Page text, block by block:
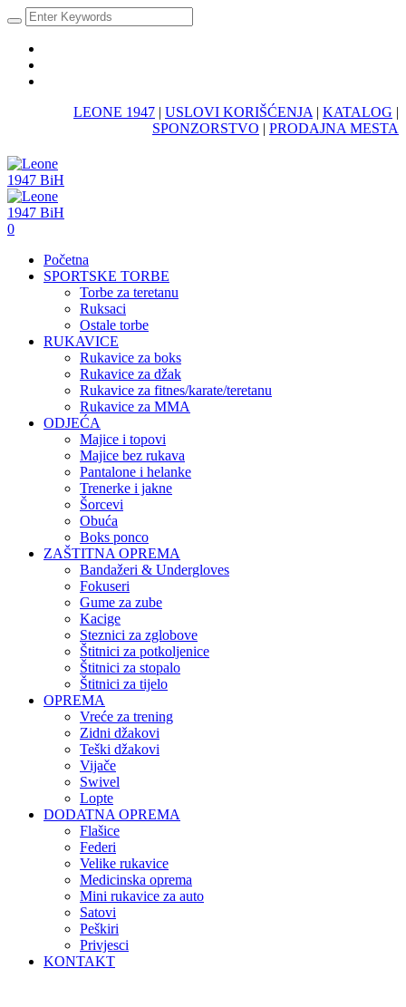
LEONE 1947 | USLOVI KORIŠĆENJA | KATALOG |
SPONZORSTVO | PRODAJNA MESTA
0
Početna
SPORTSKE TORBE
Torbe za teretanu
Ruksaci
Ostale torbe
RUKAVICE
Rukavice za boks
Rukavice za džak
Rukavice za fitnes/karate/teretanu
Rukavice za MMA
ODJEĆA
Majice i topovi
Majice bez rukava
Pantalone i helanke
Trenerke i jakne
Šorcevi
Obuća
Boks ponco
ZAŠTITNA OPREMA
Bandažeri & Undergloves
Fokuseri
Gume za zube
Kacige
Steznici za zglobove
Štitnici za potkoljenice
Štitnici za stopalo
Štitnici za tijelo
OPREMA
Vreće za trening
Zidni džakovi
Teški džakovi
Vijače
Swivel
Lopte
DODATNA OPREMA
Flašice
Federi
Velike rukavice
Medicinska oprema
Mini rukavice za auto
Satovi
Peškiri
Privjesci
KONTAKT